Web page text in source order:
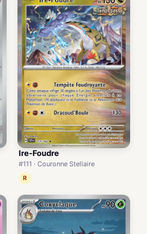
Ire-Foudre
#111 · Couronne Stellaire
R